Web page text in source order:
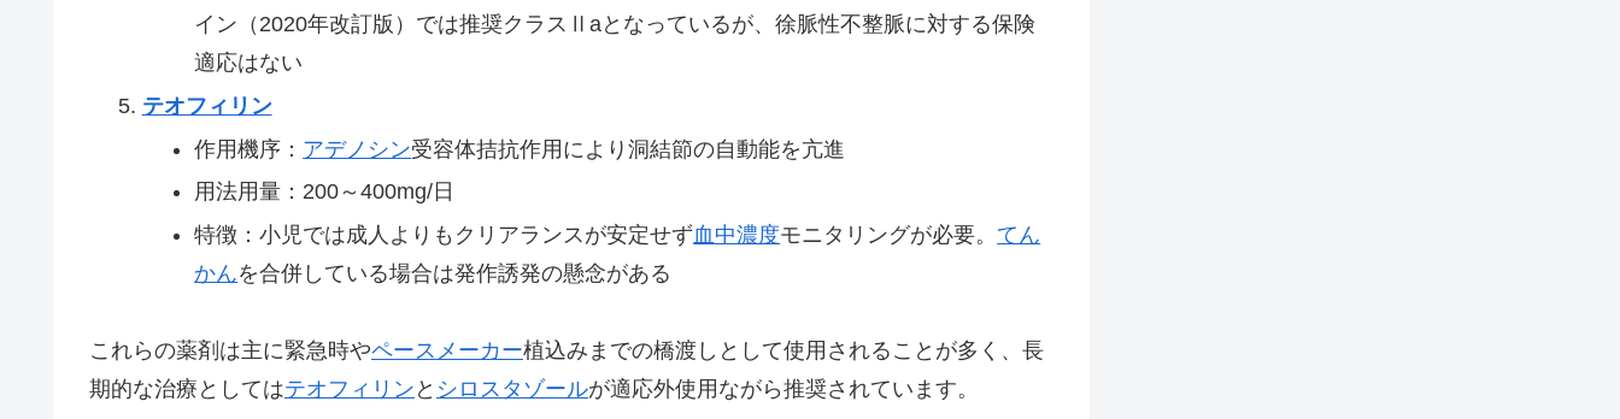
イン（2020年改訂版）では推奨クラスⅡaとなっているが、徐脈性不整脈に対する保険
適応はない
テオフィリン
作用機序： アデノシン受容体拮抗作用により洞結節の自動能を亢進
用法用量：200～400mg/日
特徴：小児では成人よりもクリアランスが安定せず血中濃度モニタリングが必要。 てん
かんを合併している場合は発作誘発の懸念がある
これらの薬剤は主に緊急時やペースメーカー植込みまでの橋渡しとして使用されることが多く、長
期的な治療としてはテオフィリン と シロスタゾールが適応外使用ながら推奨されています。